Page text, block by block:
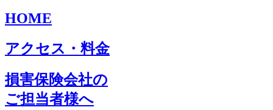
HOME
アクセス・料金
損害保険会社の
ご担当者様へ